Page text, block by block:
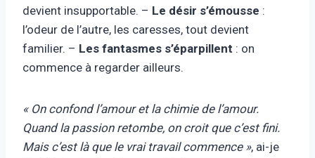
devient insupportable. – Le désir s’émousse :
l’odeur de l’autre, les caresses, tout devient
familier. – Les fantasmes s’éparpillent : on
commence à regarder ailleurs.
« On confond l’amour et la chimie de l’amour.
Quand la passion retombe, on croit que c’est fini.
Mais c’est là que le vrai travail commence », ai-je